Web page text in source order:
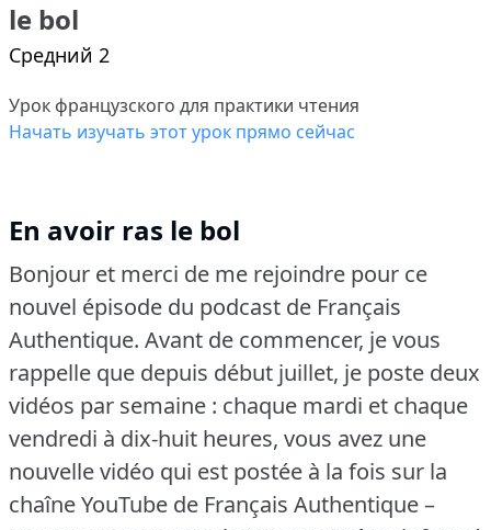
le bol
Средний 2
Урок французского для практики чтения
Начать изучать этот урок прямо сейчас
En avoir ras le bol
Bonjour et merci de me rejoindre pour ce
nouvel épisode du podcast de Français
Authentique. Avant de commencer, je vous
rappelle que depuis début juillet, je poste deux
vidéos par semaine : chaque mardi et chaque
vendredi à dix-huit heures, vous avez une
nouvelle vidéo qui est postée à la fois sur la
chaîne YouTube de Français Authentique –